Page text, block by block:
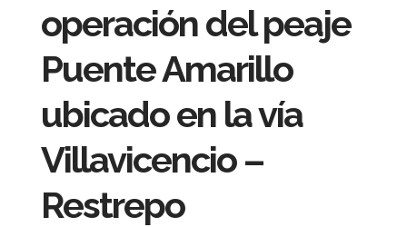
operación del peaje
Puente Amarillo
ubicado en la vía
Villavicencio –
Restrepo